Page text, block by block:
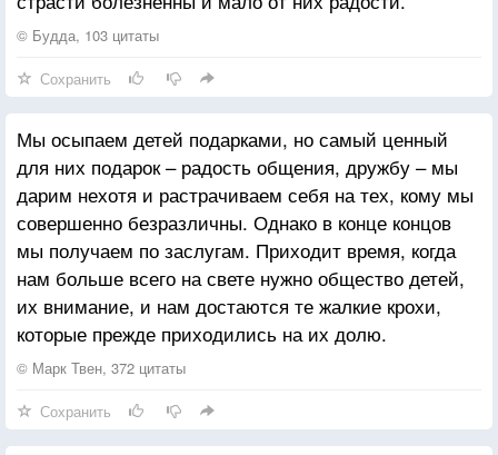
© Будда, 103 цитаты
Сохранить
Мы осыпаем детей подарками, но самый ценный
для них подарок – радость общения, дружбу – мы
дарим нехотя и растрачиваем себя на тех, кому мы
совершенно безразличны. Однако в конце концов
мы получаем по заслугам. Приходит время, когда
нам больше всего на свете нужно общество детей,
их внимание, и нам достаются те жалкие крохи,
которые прежде приходились на их долю.
© Марк Твен, 372 цитаты
Сохранить